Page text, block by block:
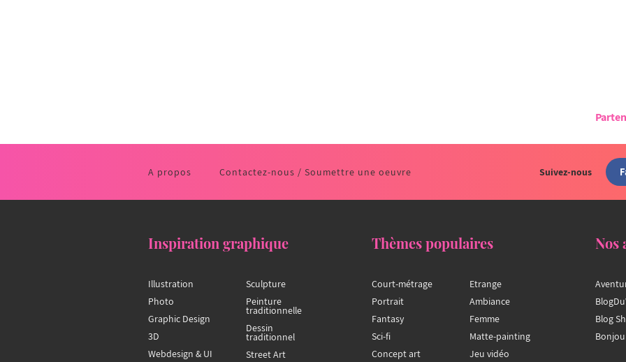
A propos Contactez-nous / Soumettre une oeuvre Suivez-nous
Inspiration graphique
Illustration
Photo
Graphic Design
3D
Webdesign & UI
Sculpture
Peinture
traditionnelle
Dessin
traditionnel
Street Art
Thèmes populaires
Court-métrage
Portrait
Fantasy
Sci-fi
Concept art
Etrange
Ambiance
Femme
Matte-painting
Jeu vidéo
Nos
Blog